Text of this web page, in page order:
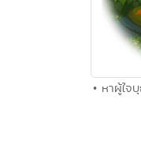
• หาผู้ใจ